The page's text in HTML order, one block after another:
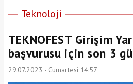
Teknoloji
TEKNOFEST Girişim
başvurusu için son 3
29.07.2023 - Cumartesi 14:57